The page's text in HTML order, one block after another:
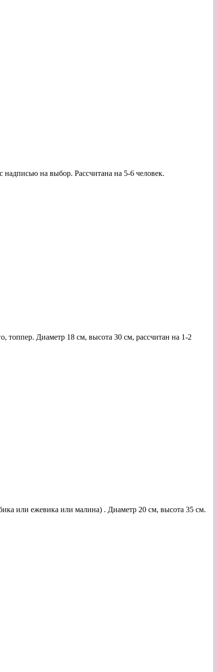
на выбор. Рассчитана на 5-6 человек.
топпер. Диаметр 18 см, высота 30 см, рассчитан на 1-2
или ежевика или малина) . Диаметр 20 см, высота 35 см.